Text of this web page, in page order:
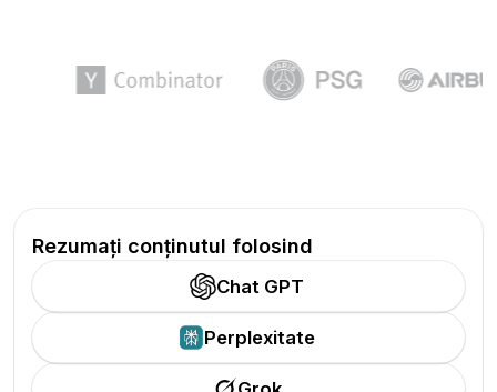
Rezumați conținutul folosind
Chat GPT
Perplexitate